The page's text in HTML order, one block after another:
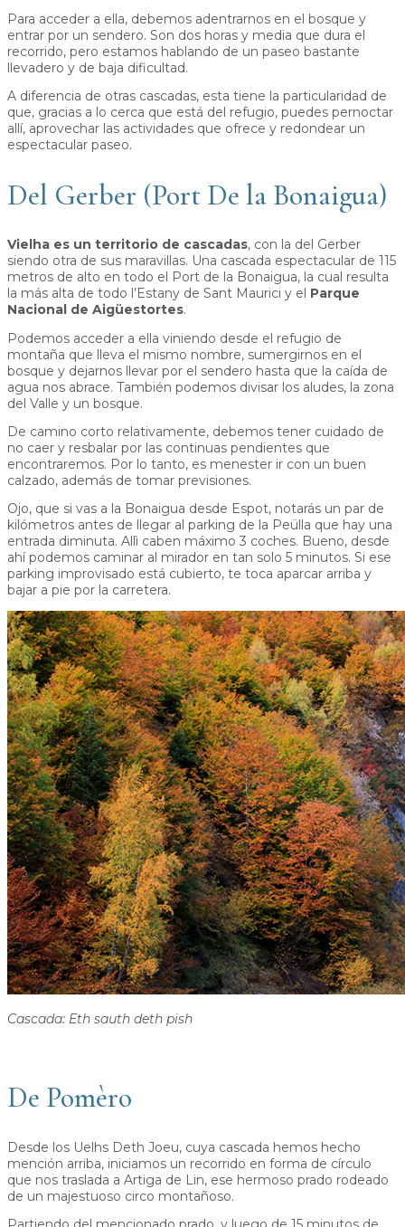
Para acceder a ella, debemos adentrarnos en el bosque y
entrar por un sendero. Son dos horas y media que dura el
recorrido, pero estamos hablando de un paseo bastante
llevadero y de baja dificultad.
A diferencia de otras cascadas, esta tiene la particularidad de
que, gracias a lo cerca que está del refugio, puedes pernoctar
allí, aprovechar las actividades que ofrece y redondear un
espectacular paseo.
Del Gerber (Port De la Bonaigua)
Vielha es un territorio de cascadas, con la del Gerber
siendo otra de sus maravillas. Una cascada espectacular de 115
metros de alto en todo el Port de la Bonaigua, la cual resulta
la más alta de todo l’Estany de Sant Maurici y el Parque
Nacional de Aigüestortes.
Podemos acceder a ella viniendo desde el refugio de
montaña que lleva el mismo nombre, sumergirnos en el
bosque y dejarnos llevar por el sendero hasta que la caída de
agua nos abrace. También podemos divisar los aludes, la zona
del Valle y un bosque.
De camino corto relativamente, debemos tener cuidado de
no caer y resbalar por las continuas pendientes que
encontraremos. Por lo tanto, es menester ir con un buen
calzado, además de tomar previsiones.
Ojo, que si vas a la Bonaigua desde Espot, notarás un par de
kilómetros antes de llegar al parking de la Peülla que hay una
entrada diminuta. Allì caben máximo 3 coches. Bueno, desde
ahí podemos caminar al mirador en tan solo 5 minutos. Si ese
parking improvisado está cubierto, te toca aparcar arriba y
bajar a pie por la carretera.
Cascada: Eth sauth deth pish
De Pomèro
Desde los Uelhs Deth Joeu, cuya cascada hemos hecho
mención arriba, iniciamos un recorrido en forma de círculo
que nos traslada a Artiga de Lin, ese hermoso prado rodeado
de un majestuoso circo montañoso.